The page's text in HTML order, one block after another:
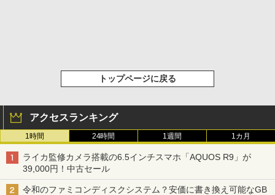
トップページに戻る
アクセスランキング
1時間 24時間 1週間 1カ月
ライカ監修カメラ搭載の6.5インチスマホ「AQUOS R9」が
39,000円！中古セール
令和のファミコンディスクシステム？安価に書き換え可能なGB